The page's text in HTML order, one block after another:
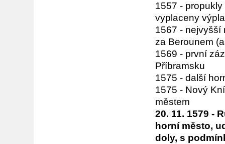
1557 -
vyplaceny
1567 - nejvyšší
za Berounem
1569 - první
Příbramsku
1575 - další
1575 - Nový
městem
20. 11. 1579 -
horní město,
doly, s